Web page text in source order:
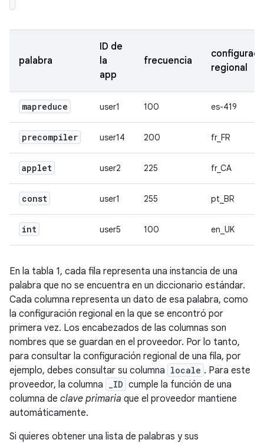
palabra
ID de
la
app
frecuencia
regional
mapreduce user1 100 es-419
precompiler user14 200 fr_FR
applet user2 225 fr_CA
const user1 255 pt_BR
int user5 100 en_UK
En la tabla 1, cada fila representa una instancia de una
palabra que no se encuentra en un diccionario estándar.
Cada columna representa un dato de esa palabra, como
la configuración regional en la que se encontró por
primera vez. Los encabezados de las columnas son
nombres que se guardan en el proveedor. Por lo tanto,
para consultar la configuración regional de una fila, por
ejemplo, debes consultar su columna locale . Para este
proveedor, la columna
_ID cumple la función de una
columna de clave primaria que el proveedor mantiene
automáticamente.
Si quieres obtener una lista de palabras y sus